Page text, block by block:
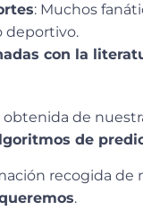
: Muchos
deportivo.
con la
de
de
recogida
.